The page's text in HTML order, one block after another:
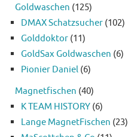
Goldwaschen (125)
DMAX Schatzsucher (102)
Golddoktor (11)
GoldSax Goldwaschen (6)
Pionier Daniel (6)
Magnetfischen (40)
K TEAM HISTORY (6)
Lange MagnetFischen (23)